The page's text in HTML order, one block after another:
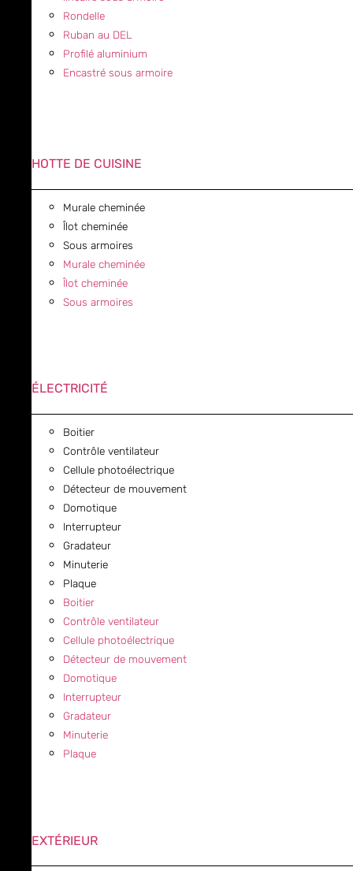
Rondelle
Ruban au DEL
Profilé aluminium
Encastré sous armoire
HOTTE DE CUISINE
Murale cheminée
Îlot cheminée
Sous armoires
Murale cheminée
Îlot cheminée
Sous armoires
ÉLECTRICITÉ
Boitier
Contrôle ventilateur
Cellule photoélectrique
Détecteur de mouvement
Domotique
Interrupteur
Gradateur
Minuterie
Plaque
Boitier
Contrôle ventilateur
Cellule photoélectrique
Détecteur de mouvement
Domotique
Interrupteur
Gradateur
Minuterie
Plaque
EXTÉRIEUR